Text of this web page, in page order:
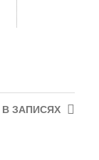
В ЗАПИСЯХ